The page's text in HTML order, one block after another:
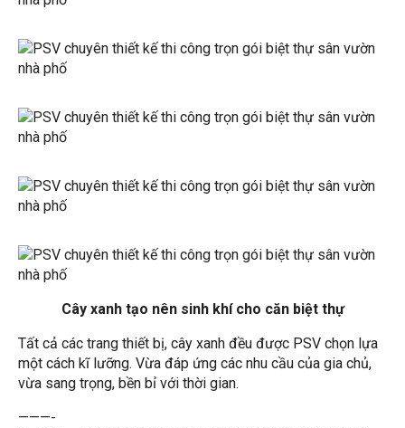
Cây xanh tạo nên sinh khí cho căn biệt thự
Tất cả các trang thiết bị, cây xanh đều được PSV chọn lựa
một cách kĩ lưỡng. Vừa đáp ứng các nhu cầu của gia chủ,
vừa sang trọng, bền bỉ với thời gian.
———-